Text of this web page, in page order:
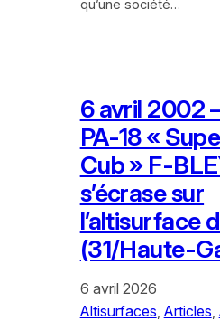
qu’une société…
6 avril 2002
PA-18 «
Cub » F-
s’écrase sur
l’altisurface
(31/Haute-
6 avril 2026
Altisurfaces Articles